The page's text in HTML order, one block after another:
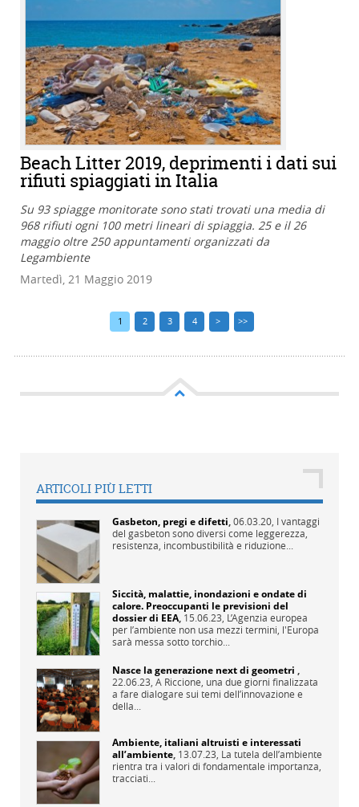
Beach Litter 2019, deprimenti i dati sui
rifiuti spiaggiati in Italia
Su 93 spiagge monitorate sono stati trovati una media di
968 rifiuti ogni 100 metri lineari di spiaggia. 25 e il 26
maggio oltre 250 appuntamenti organizzati da
Legambiente
Martedì, 21 Maggio 2019
1 2 3 4 > >>
ARTICOLI PIÙ LETTI
Gasbeton, pregi e difetti,06.03.20, I vantaggi
del gasbeton sono diversi come leggerezza,
resistenza, incombustibilità e riduzione...
Siccità, malattie, inondazioni e ondate di
calore. Preoccupanti le previsioni del
dossier di EEA, 15.06.23, L’Agenzia europea
per l’ambiente non usa mezzi termini, l'Europa
sarà messa sotto torchio...
Nasce la generazione next di geometri ,
22.06.23, A Riccione, una due giorni finalizzata
a fare dialogare sui temi dell’innovazione e
della...
Ambiente, italiani altruisti e interessati
all’ambiente, 13.07.23, La tutela dell’ambiente
rientra tra i valori di fondamentale importanza,
tracciati...